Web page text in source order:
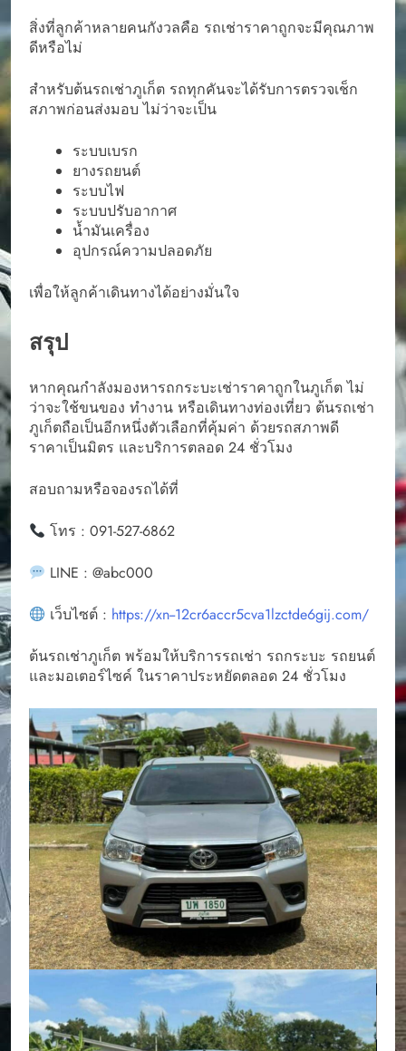
สิ่งที่ลูกค้าหลายคนกังวลคือ รถเช่าราคาถูกจะมีคุณภาพ
ดีหรือไม่
สำหรับต้นรถเช่าภูเก็ต รถทุกคันจะได้รับการตรวจเช็ก
สภาพก่อนส่งมอบ ไม่ว่าจะเป็น
ระบบเบรก
ยางรถยนต์
ระบบไฟ
ระบบปรับอากาศ
น้ำมันเครื่อง
อุปกรณ์ความปลอดภัย
เพื่อให้ลูกค้าเดินทางได้อย่างมั่นใจ
สรุป
หากคุณกำลังมองหารถกระบะเช่าราคาถูกในภูเก็ต ไม่
ว่าจะใช้ขนของ ทำงาน หรือเดินทางท่องเที่ยว ต้นรถเช่า
ภูเก็ตถือเป็นอีกหนึ่งตัวเลือกที่คุ้มค่า ด้วยรถสภาพดี
ราคาเป็นมิตร และบริการตลอด 24 ชั่วโมง
สอบถามหรือจองรถได้ที่
โทร : 091-527-6862
LINE : @abc000
เว็บไซต์ : https://xn--12cr6accr5cva1lzctde6gij.com/
ต้นรถเช่าภูเก็ต พร้อมให้บริการรถเช่า รถกระบะ รถยนต์
และมอเตอร์ไซค์ ในราคาประหยัดตลอด 24 ชั่วโมง